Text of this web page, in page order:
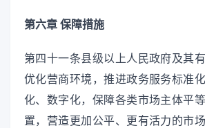
第六章 保障措施
第四十一条县级以上人民政府及其
优化营商环境，推进政务服务标准
化、数字化，保障各类市场主体平
置，营造更加公平、更有活力的市